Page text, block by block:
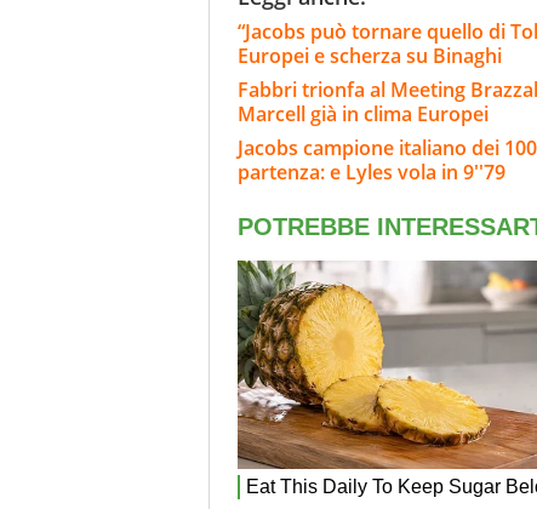
“Jacobs può tornare quello di
Europei e scherza su Binaghi
Fabbri trionfa al Meeting
Marcell già in clima Europei
Jacobs campione italiano dei
partenza: e Lyles vola in 9''79